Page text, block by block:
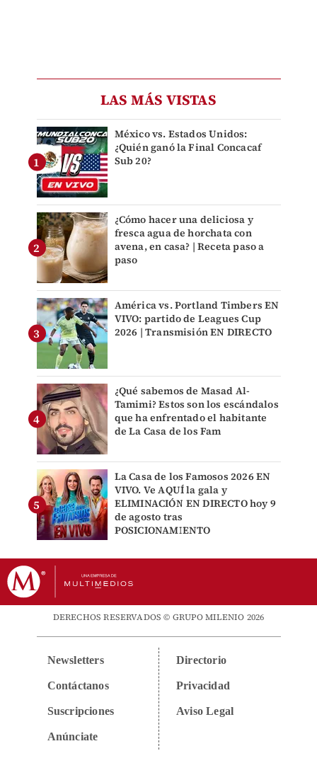
LAS MÁS VISTAS
México vs. Estados Unidos:
¿Quién ganó la Final Concacaf
Sub 20?
¿Cómo hacer una deliciosa y
fresca agua de horchata con
avena, en casa? | Receta paso a
paso
América vs. Portland Timbers EN
VIVO: partido de Leagues Cup
2026 | Transmisión EN DIRECTO
¿Qué sabemos de Masad Al-
Tamimi? Estos son los escándalos
que ha enfrentado el habitante
de La Casa de los Fam
La Casa de los Famosos 2026 EN
VIVO. Ve AQUÍ la gala y
ELIMINACIÓN EN DIRECTO hoy 9
de agosto tras
POSICIONAMIENTO
DERECHOS RESERVADOS © GRUPO MILENIO 2026
Newsletters
Contáctanos
Suscripciones
Anúnciate
Directorio
Privacidad
Aviso Legal